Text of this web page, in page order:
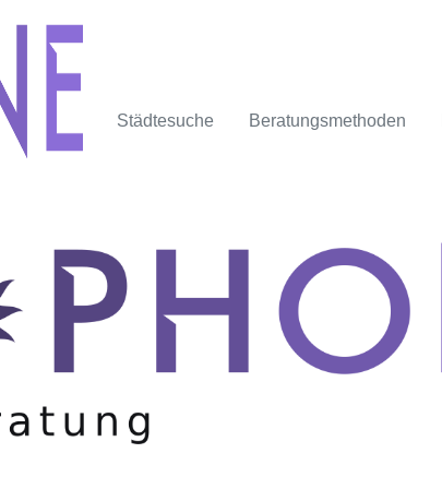
Städtesuche Beratungsmethoden